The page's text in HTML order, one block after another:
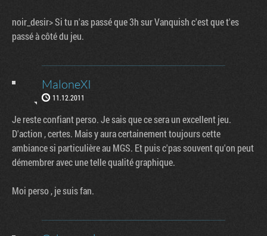
noir_desir> Si tu n'as passé que 3h sur Vanquish c'est que t'es
passé à côté du jeu.
MaloneXI
11.12.2011
Je reste confiant perso. Je sais que ce sera un excellent jeu.
D'action , certes. Mais y aura certainement toujours cette
ambiance si particulière au MGS. Et puis c'pas souvent qu'on peut
démembrer avec une telle qualité graphique.
Moi perso , je suis fan.